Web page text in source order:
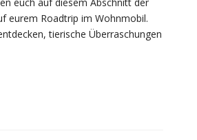
eurem Roadtrip im Wohnmobil.
tierische Überraschungen